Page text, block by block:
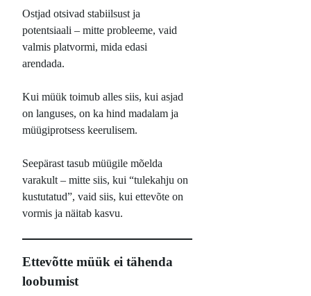
Ostjad otsivad stabiilsust ja
potentsiaali – mitte probleeme, vaid
valmis platvormi, mida edasi
arendada.
Kui müük toimub alles siis, kui asjad
on languses, on ka hind madalam ja
müügiprotsess keerulisem.
Seepärast tasub müügile mõelda
varakult – mitte siis, kui “tulekahju on
kustutatud”, vaid siis, kui ettevõte on
vormis ja näitab kasvu.
Ettevõtte müük ei tähenda
loobumist